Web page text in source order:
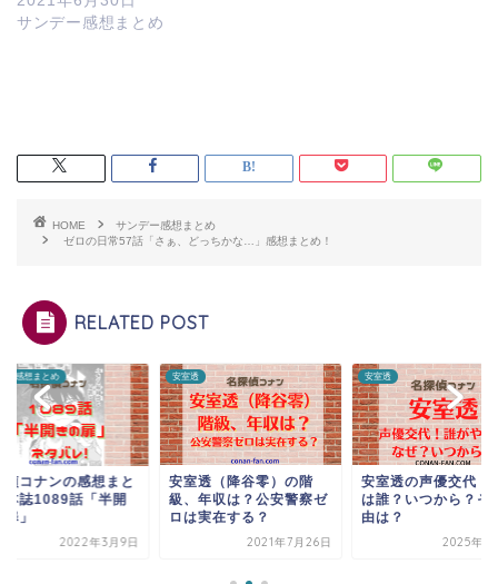
サンデー感想まとめ
HOME
サンデー感想まとめ
ゼロの日常57話「さぁ、どっちかな…」感想まとめ！
RELATED POST
透（降谷零）の階
年収は？公安警察ゼ
在する？
2021年7月26日
安室透
安室透の声優交代！後任
は誰？いつから？その理
由は？
2025年1月11日
サンデー感想まとめ
名探偵コナンの感想
め！本誌1089話「
きの扉」
2022年3